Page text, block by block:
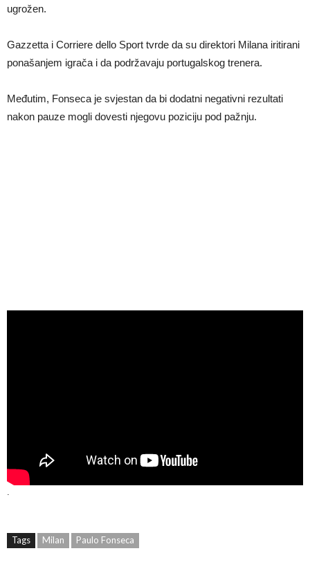
ugrožen.
Gazzetta i Corriere dello Sport tvrde da su direktori Milana iritirani
ponašanjem igrača i da podržavaju portugalskog trenera.
Međutim, Fonseca je svjestan da bi dodatni negativni rezultati
nakon pauze mogli dovesti njegovu poziciju pod pažnju.
.
Tags Milan Paulo Fonseca